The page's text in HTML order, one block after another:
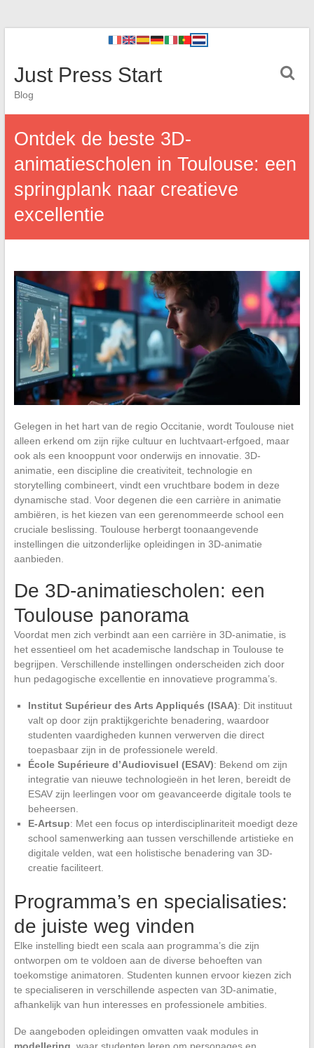
Just Press Start
Blog
Ontdek de beste 3D-
animatiescholen in Toulouse: een
springplank naar creatieve
excellentie
Gelegen in het hart van de regio Occitanie, wordt Toulouse niet
alleen erkend om zijn rijke cultuur en luchtvaart-erfgoed, maar
ook als een knooppunt voor onderwijs en innovatie. 3D-
animatie, een discipline die creativiteit, technologie en
storytelling combineert, vindt een vruchtbare bodem in deze
dynamische stad. Voor degenen die een carrière in animatie
ambiëren, is het kiezen van een gerenommeerde school een
cruciale beslissing. Toulouse herbergt toonaangevende
instellingen die uitzonderlijke opleidingen in 3D-animatie
aanbieden.
De 3D-animatiescholen: een
Toulouse panorama
Voordat men zich verbindt aan een carrière in 3D-animatie, is
het essentieel om het academische landschap in Toulouse te
begrijpen. Verschillende instellingen onderscheiden zich door
hun pedagogische excellentie en innovatieve programma’s.
Institut Supérieur des Arts Appliqués (ISAA): Dit instituut
valt op door zijn praktijkgerichte benadering, waardoor
studenten vaardigheden kunnen verwerven die direct
toepasbaar zijn in de professionele wereld.
École Supérieure d’Audiovisuel (ESAV): Bekend om zijn
integratie van nieuwe technologieën in het leren, bereidt de
ESAV zijn leerlingen voor om geavanceerde digitale tools te
beheersen.
E-Artsup: Met een focus op interdisciplinariteit moedigt deze
school samenwerking aan tussen verschillende artistieke en
digitale velden, wat een holistische benadering van 3D-
creatie faciliteert.
Programma’s en specialisaties:
de juiste weg vinden
Elke instelling biedt een scala aan programma’s die zijn
ontworpen om te voldoen aan de diverse behoeften van
toekomstige animatoren. Studenten kunnen ervoor kiezen zich
te specialiseren in verschillende aspecten van 3D-animatie,
afhankelijk van hun interesses en professionele ambities.
De aangeboden opleidingen omvatten vaak modules in